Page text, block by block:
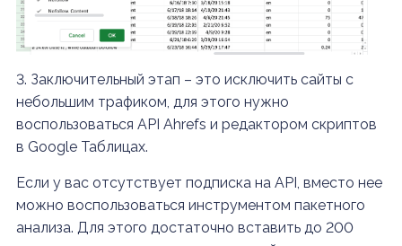
3. Заключительный этап – это исключить сайты с
небольшим трафиком, для этого нужно
воспользоваться API Ahrefs и редактором скриптов
в Google Таблицах.
Если у вас отсутствует подписка на API, вместо нее
можно воспользоваться инструментом пакетного
анализа. Для этого достаточно вставить до 200